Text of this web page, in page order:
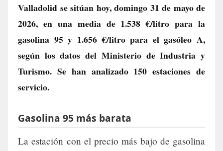
Valladolid se sitúan hoy, domingo 31 de mayo de
2026, en una media de 1.538 €/litro para la
gasolina 95 y 1.656 €/litropara el gasóleo A,
según los datos del Ministerio de Industria y
Turismo. Se han analizado 150 estaciones de
servicio.
Gasolina 95 más barata
La estación con el precio más bajo de gasolina